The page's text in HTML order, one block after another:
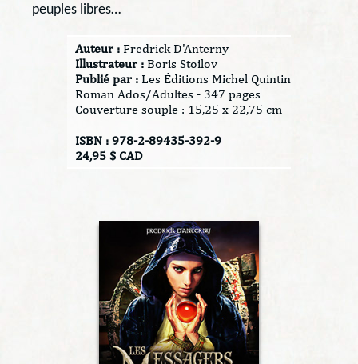
peuples libres…
Auteur : Fredrick D'Anterny
Illustrateur : Boris Stoilov
Publié par : Les Éditions Michel Quintin
Roman Ados/Adultes - 347 pages
Couverture souple : 15,25 x 22,75 cm
ISBN : 978-2-89435-392-9
24,95 $ CAD